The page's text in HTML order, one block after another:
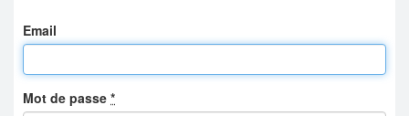
Email
Mot de passe *